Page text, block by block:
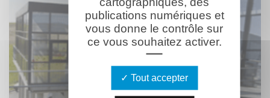
publications numériques et
vous donne le contrôle sur
ce vous souhaitez activer.
Tout accepter